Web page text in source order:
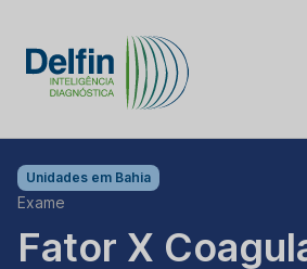
Unidades em Bahia
Exame
Fator X